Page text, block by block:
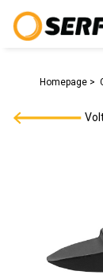
Homepage